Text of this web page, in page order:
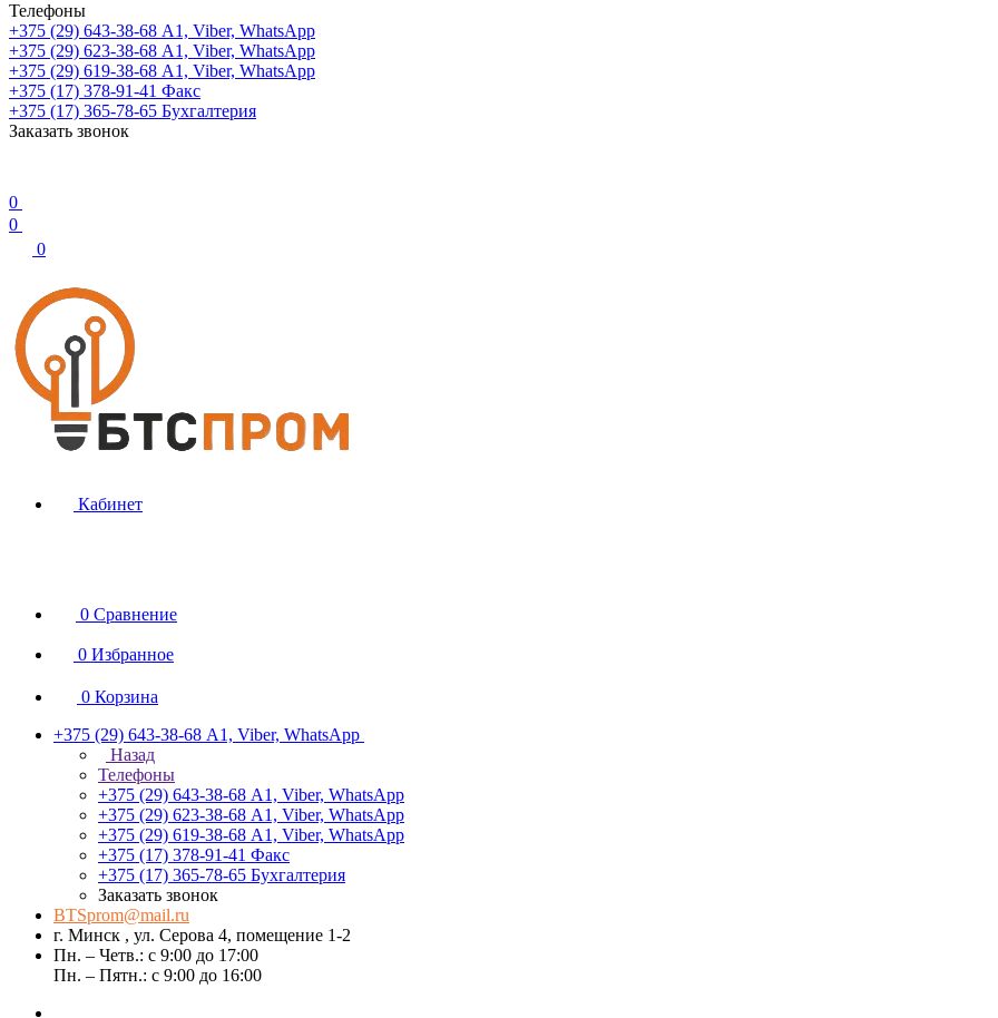
Телефоны
+375 (29) 643-38-68 А1, Viber, WhatsApp
+375 (29) 623-38-68 А1, Viber, WhatsApp
+375 (29) 619-38-68 А1, Viber, WhatsApp
+375 (17) 378-91-41 Факс
+375 (17) 365-78-65 Бухгалтерия
Заказать звонок
0
0
0
Кабинет
0 Сравнение
0 Избранное
0 Корзина
+375 (29) 643-38-68 А1, Viber, WhatsApp
Назад
Телефоны
+375 (29) 643-38-68 А1, Viber, WhatsApp
+375 (29) 623-38-68 А1, Viber, WhatsApp
+375 (29) 619-38-68 А1, Viber, WhatsApp
+375 (17) 378-91-41 Факс
+375 (17) 365-78-65 Бухгалтерия
Заказать звонок
BTSprom@mail.ru
г. Минск , ул. Серова 4, помещение 1-2
Пн. – Четв.: с 9:00 до 17:00
Пн. – Пятн.: с 9:00 до 16:00